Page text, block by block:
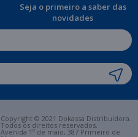
Seja o primeiro a saber das
novidades
Copyright © 2021 Dokassa Distribuidora.
Todos os direitos reservados.
Avenida 1º de maio, 387 Primeiro de